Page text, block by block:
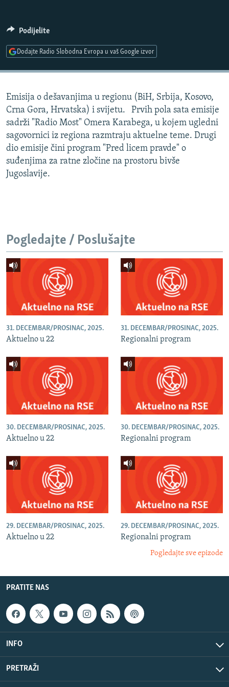
DNEVNO@RSE
SPECIJALI RSE
POPLAVE I KLIZIŠTA U BIH 2024.
TV LIBERTY
POST SCRIPTUM
MOJA EVROPA
TRI DECENIJE OD RATA U BIH
PRATITE NAS
Sve RFE/RL stranice
Podijelite
Dodajte Radio Slobodna Evropa u vaš Google izvor
Emisija o dešavanjima u regionu (BiH, Srbija, Kosovo,
Crna Gora, Hrvatska) i svijetu. Prvih pola sata emisije
sadrži "Radio Most" Omera Karabega, u kojem ugledni
sagovornici iz regiona razmtraju aktuelne teme. Drugi
dio emisije čini program "Pred licem pravde" o
suđenjima za ratne zločine na prostoru bivše
Jugoslavije.
Pogledajte / Poslušajte
31. DECEMBAR/PROSINAC, 2025.
Aktuelno u 22
31. DECEMBAR/PROSINAC, 2025.
Regionalni program
30. DECEMBAR/PROSINAC, 2025.
Aktuelno u 22
30. DECEMBAR/PROSINAC, 2025.
Regionalni program
29. DECEMBAR/PROSINAC, 2025.
Aktuelno u 22
29. DECEMBAR/PROSINAC, 2025.
Regionalni program
Pogledajte sve epizode
PRATITE NAS
INFO
PRETRAŽI